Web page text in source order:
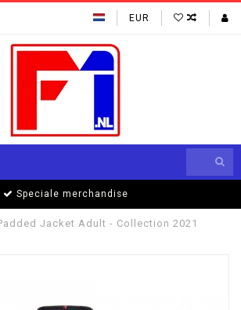
EUR
Speciale merchandise
Jacket Adult - Collection 2021